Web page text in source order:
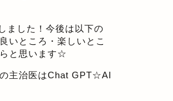
ました！今後は以下の
いところ・楽しいとこ
と思います☆
主治医はChat GPT☆AI